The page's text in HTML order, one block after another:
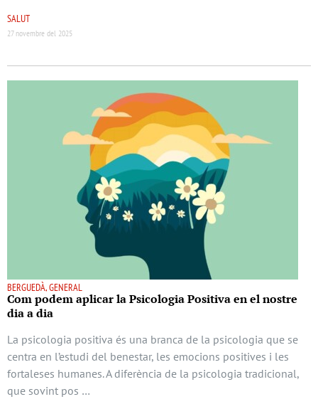
SALUT
27 novembre del 2025
BERGUEDÀ, GENERAL
Com podem aplicar la Psicologia Positiva en el nostre
dia a dia
La psicologia positiva és una branca de la psicologia que se
centra en l’estudi del benestar, les emocions positives i les
fortaleses humanes. A diferència de la psicologia tradicional,
que sovint pos …